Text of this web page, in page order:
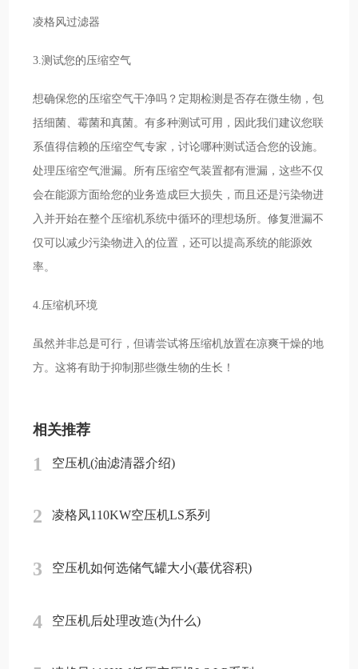
凌格风过滤器
3.测试您的压缩空气
想确保您的压缩空气干净吗？定期检测是否存在微生物，包
括细菌、霉菌和真菌。有多种测试可用，因此我们建议您联
系值得信赖的压缩空气专家，讨论哪种测试适合您的设施。
处理压缩空气泄漏。所有压缩空气装置都有泄漏，这些不仅
会在能源方面给您的业务造成巨大损失，而且还是污染物进
入并开始在整个压缩机系统中循环的理想场所。修复泄漏不
仅可以减少污染物进入的位置，还可以提高系统的能源效
率。
4.压缩机环境
虽然并非总是可行，但请尝试将压缩机放置在凉爽干燥的地
方。这将有助于抑制那些微生物的生长！
相关推荐
1 空压机(油滤清器介绍)
2 凌格风110KW空压机LS系列
3 空压机如何选储气罐大小(蕞优容积)
4 空压机后处理改造(为什么)